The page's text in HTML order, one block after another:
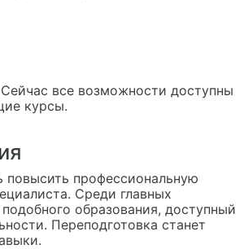
все возможности доступны
курсы.
повысить профессиональную
Среди главных
образования, доступный
Переподготовка станет